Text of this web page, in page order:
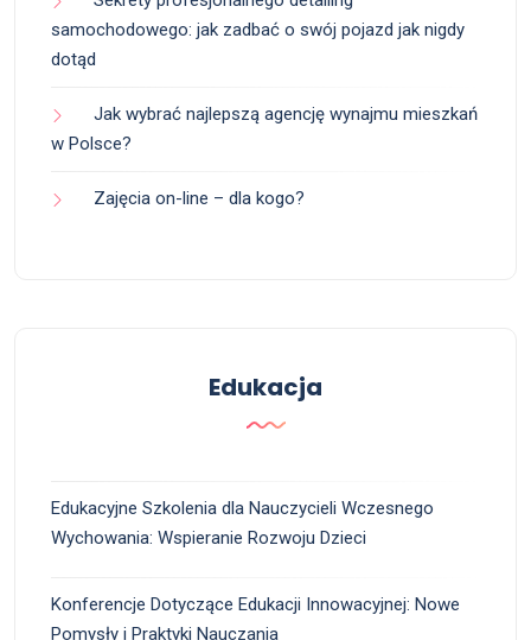
samochodowego: jak zadbać o swój pojazd jak nigdy
dotąd
Jak wybrać najlepszą agencję wynajmu mieszkań
w Polsce?
Zajęcia on-line – dla kogo?
Edukacja
Edukacyjne Szkolenia dla Nauczycieli Wczesnego
Wychowania: Wspieranie Rozwoju Dzieci
Konferencje Dotyczące Edukacji Innowacyjnej: Nowe
Pomysły i Praktyki Nauczania